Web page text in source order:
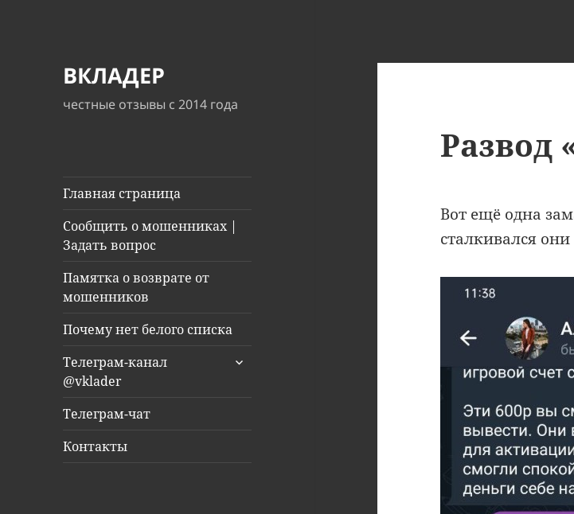
ВКЛАДЕР
честные отзывы с 2014 года
Главная страница
Сообщить о мошенниках |
Задать вопрос
Памятка о возврате от
мошенников
Почему нет белого списка
Телеграм-канал
@vklader
раскрыть
Телеграм-чат
Контакты
Развод
Вот ещё одна
сталкивался